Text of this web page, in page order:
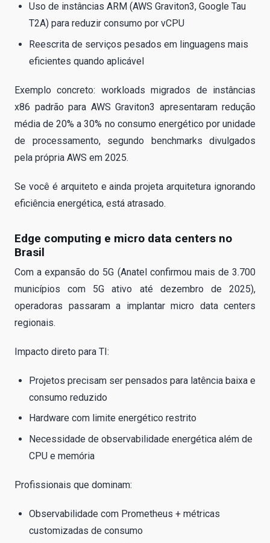
Uso de instâncias ARM (AWS Graviton3, Google Tau
T2A) para reduzir consumo por vCPU
Reescrita de serviços pesados em linguagens mais
eficientes quando aplicável
Exemplo concreto: workloads migrados de instâncias
x86 padrão para AWS Graviton3 apresentaram redução
média de 20% a 30% no consumo energético por unidade
de processamento, segundo benchmarks divulgados
pela própria AWS em 2025.
Se você é arquiteto e ainda projeta arquitetura ignorando
eficiência energética, está atrasado.
Edge computing e micro data centers no
Brasil
Com a expansão do 5G (Anatel confirmou mais de 3.700
municípios com 5G ativo até dezembro de 2025),
operadoras passaram a implantar micro data centers
regionais.
Impacto direto para TI:
Projetos precisam ser pensados para latência baixa e
consumo reduzido
Hardware com limite energético restrito
Necessidade de observabilidade energética além de
CPU e memória
Profissionais que dominam:
Observabilidade com Prometheus + métricas
customizadas de consumo